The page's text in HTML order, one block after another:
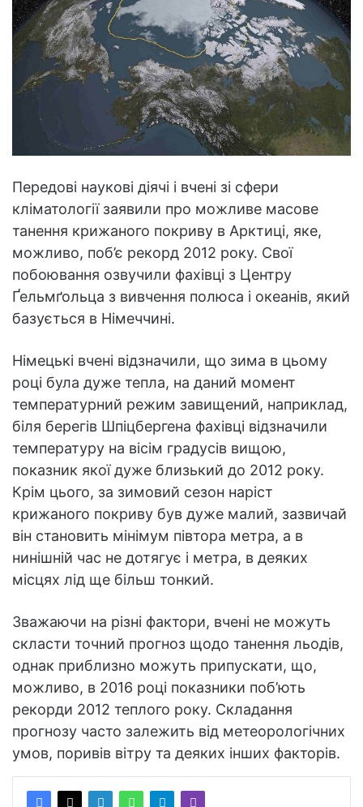
Передові наукові діячі і вчені зі сфери
кліматології заявили про можливе масове
танення крижаного покриву в Арктиці, яке,
можливо, поб’є рекорд 2012 року. Свої
побоювання озвучили фахівці з Центру
Ґельмґольца з вивчення полюса і океанів, який
базується в Німеччині.
Німецькі вчені відзначили, що зима в цьому
році була дуже тепла, на даний момент
температурний режим завищений, наприклад,
біля берегів Шпіцбергена фахівці відзначили
температуру на вісім градусів вищою,
показник якої дуже близький до 2012 року.
Крім цього, за зимовий сезон наріст
крижаного покриву був дуже малий, зазвичай
він становить мінімум півтора метра, а в
нинішній час не дотягує і метра, в деяких
місцях лід ще більш тонкий.
Зважаючи на різні фактори, вчені не можуть
скласти точний прогноз щодо танення льодів,
однак приблизно можуть припускати, що,
можливо, в 2016 році показники поб’ють
рекорди 2012 теплого року. Складання
прогнозу часто залежить від метеорологічних
умов, поривів вітру та деяких інших факторів.